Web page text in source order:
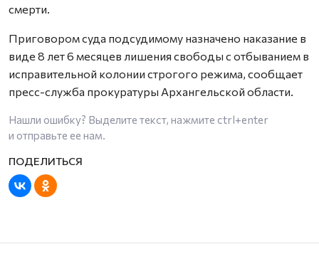
смерти.
Приговором суда подсудимому назначено наказание в
виде 8 лет 6 месяцев лишения свободы с отбыванием в
исправительной колонии строгого режима, сообщает
пресс-служба прокуратуры Архангельской области.
Нашли ошибку? Выделите текст, нажмите ctrl+enter
и отправьте ее нам.